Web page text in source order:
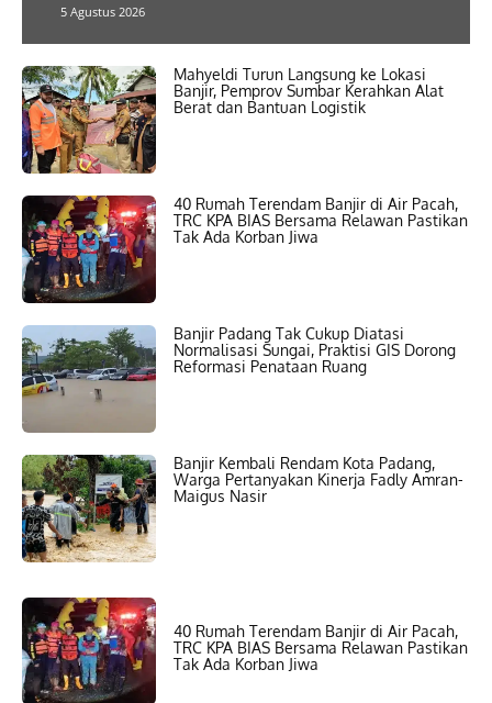
5 Agustus 2026
Mahyeldi Turun Langsung ke Lokasi
Banjir, Pemprov Sumbar Kerahkan Alat
Berat dan Bantuan Logistik
40 Rumah Terendam Banjir di Air Pacah,
TRC KPA BIAS Bersama Relawan Pastikan
Tak Ada Korban Jiwa
Banjir Padang Tak Cukup Diatasi
Normalisasi Sungai, Praktisi GIS Dorong
Reformasi Penataan Ruang
Banjir Kembali Rendam Kota Padang,
Warga Pertanyakan Kinerja Fadly Amran-
Maigus Nasir
40 Rumah Terendam Banjir di Air Pacah,
TRC KPA BIAS Bersama Relawan Pastikan
Tak Ada Korban Jiwa